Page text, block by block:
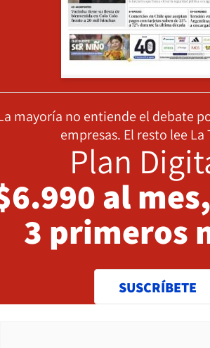
mayoría no entiende el debate
empresas. El resto lee La
Plan
al
3 primeros
SUSCRÍBETE